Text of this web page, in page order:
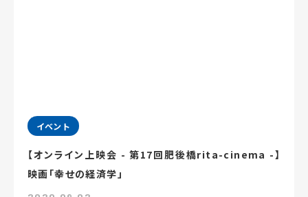
イベント
【オンライン上映会 - 第17回肥後橋rita-cinema -】
映画「幸せの経済学」